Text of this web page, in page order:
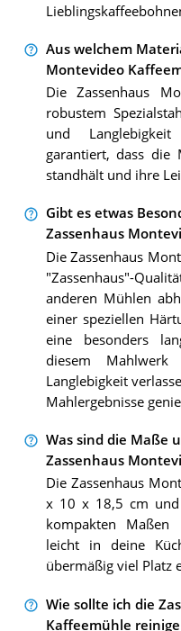
Aus welchem
Montevideo
Die Zassenhaus
robustem
und
garantiert, dass die
standhält und ihre
Gibt es etwas
Zassenhaus
Die Zassenhaus
"Zassenhaus"-
anderen Mühlen
einer speziellen
eine besonders
diesem
Langlebigkeit
Mahlergebnisse
Was sind die Maße
Zassenhaus
Die Zassenhaus
x 10 x 18,5 cm
kompakten
leicht in deine
übermäßig viel Platz
Wie sollte ich die
Kaffeemühle